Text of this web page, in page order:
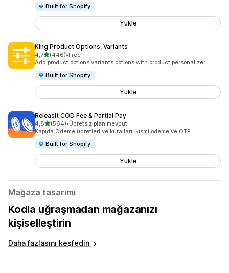
Built for Shopify
Yükle
King Product Options, Variants
4,75 yıldız üzerinden
(446)
toplam 446 değerlendirme
•Free
Add product options variants options with product personalizer
Built for Shopify
Yükle
Releasit COD Fee & Partial Pay
4,85 yıldız üzerinden
(564)
toplam 564 değerlendirme
•Ücretsiz plan mevcut
Kapıda Ödeme ücretleri ve kuralları, kısmi ödeme ve OTP
Built for Shopify
Yükle
Mağaza tasarımı
Kodla uğraşmadan mağazanızı
kişiselleştirin
Daha fazlasını keşfedin